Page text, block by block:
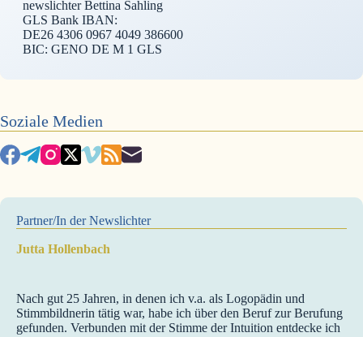
newslichter Bettina Sahling
GLS Bank IBAN:
DE26 4306 0967 4049 386600
BIC: GENO DE M 1 GLS
Soziale Medien
Partner/In der Newslichter
Jutta Hollenbach
Nach gut 25 Jahren, in denen ich v.a. als Logopädin und
Stimmbildnerin tätig war, habe ich über den Beruf zur Berufung
gefunden. Verbunden mit der Stimme der Intuition entdecke ich